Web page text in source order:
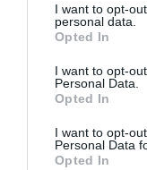
I want to opt-
personal data.
Opted In
I want to opt-
Personal Data.
Opted In
I want to opt-
Personal Data
Opted In
em ‘Tenet’ a
única) é vê-lo
sequer
nem com a
protagonistas
máscara.